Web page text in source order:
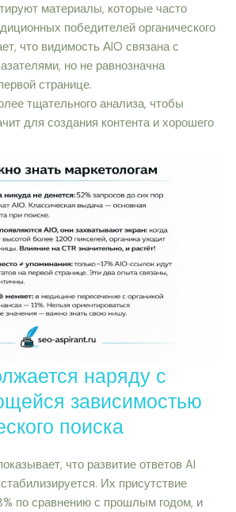
материалы, которые часто
победителей органического
что видимость АIO связана с
но не равнозначна
странице.
тщательного анализа, чтобы
для создания контента и хорошего
наряду с
зависимостью
поиска
что развитие ответов AI
Их присутствие
по сравнению с прошлым годом, и